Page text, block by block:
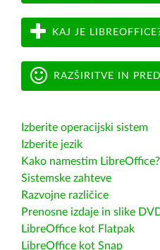
KAJ JE
RAZŠIRITVE IN
Izberite operacijski sistem
Izberite jezik
Kako namestim LibreOffice?
Sistemske zahteve
Razvojne različice
Prenosne izdaje in slike
LibreOffice kot Flatpak
LibreOffice kot Snap